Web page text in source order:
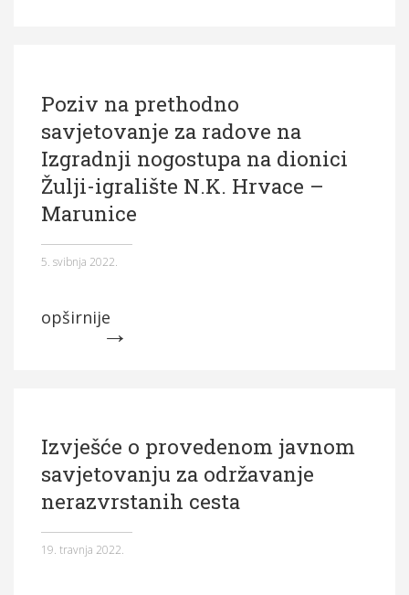
Poziv na prethodno
savjetovanje za radove na
Izgradnji nogostupa na dionici
Žulji-igralište N.K. Hrvace –
Marunice
5. svibnja 2022.
opširnije
Izvješće o provedenom javnom
savjetovanju za održavanje
nerazvrstanih cesta
19. travnja 2022.